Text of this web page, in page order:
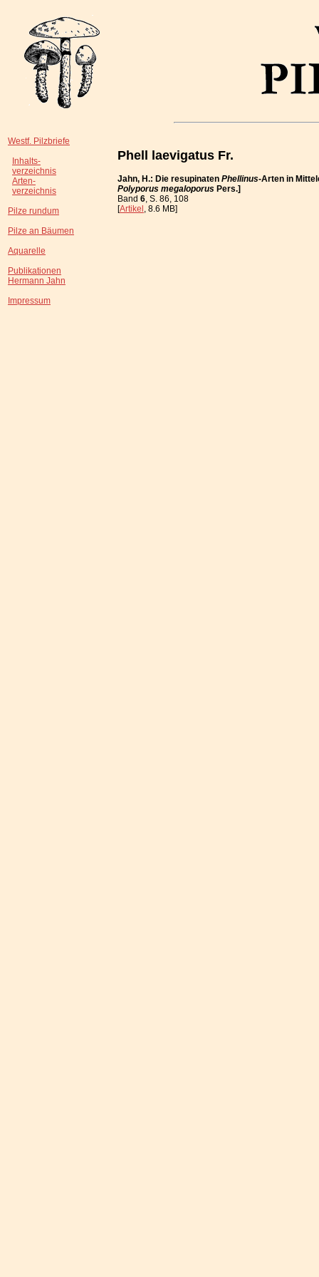
Westf. Pilzbriefe
Inhalts-
verzeichnis
Arten-
verzeichnis
Pilze rundum
Pilze an Bäumen
Aquarelle
Publikationen
Hermann Jahn
Impressum
Phell laevigatus Fr.
Jahn, H.: Die resupinaten Phellinus-Arten in
Polyporus megaloporus Pers.]
Band 6, S. 86, 108
[Artikel, 8.6 MB]